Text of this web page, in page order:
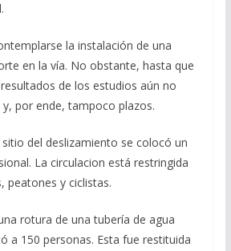
la instalación de una
en la vía. No obstante, hasta que
de los estudios aún no
por ende, tampoco plazos.
del deslizamiento se colocó un
La circulacion está restringida
peatones y ciclistas.
rotura de una tubería de agua
a 150 personas. Esta fue restituida